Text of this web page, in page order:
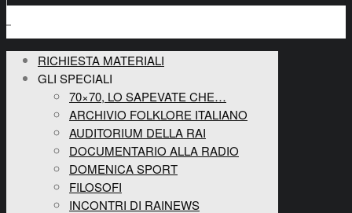
RICHIESTA MATERIALI
GLI SPECIALI
70×70, LO SAPEVATE CHE…
ARCHIVIO FOLKLORE ITALIANO
AUDITORIUM DELLA RAI
DOCUMENTARIO ALLA RADIO
DOMENICA SPORT
FILOSOFI
INCONTRI DI RAINEWS